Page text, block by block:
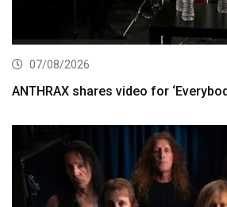
07/08/2026
ANTHRAX shares video for